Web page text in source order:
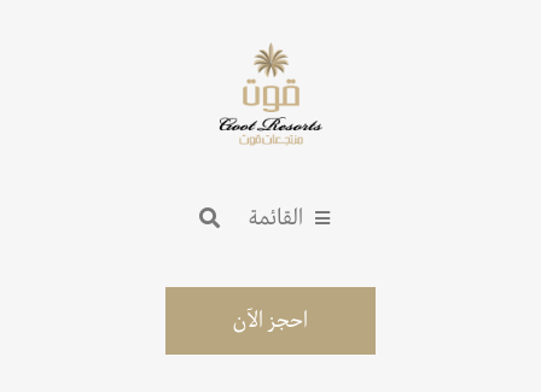
القائمة
احجز الآن